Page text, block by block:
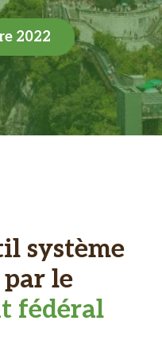
2022
système
le
fédéral